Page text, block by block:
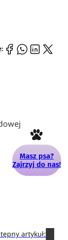
Masz psa?
Zajrzyj do nas!
artykuł: